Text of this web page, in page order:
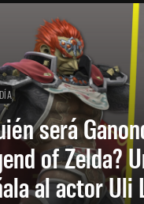
será
of Zelda?
al actor Uli